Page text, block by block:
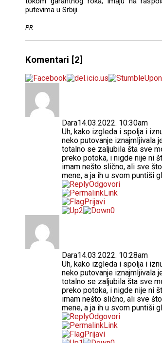
putevima u Srbiji.
PR
Komentari [2]
Dara14.03.2022. 10:30am
Uh, kako izgleda i spolja i
neko putovanje iznajmljivala
totalno se zaljubila šta sve
preko potoka, i nigde nije ni
imam nešto slično, ali sve
mene, a ja ih u svom puntiši
Odgovori
Link
Prijavi
2
0
Dara14.03.2022. 10:28am
Uh, kako izgleda i spolja i
neko putovanje iznajmljivala
totalno se zaljubila šta sve
preko potoka, i nigde nije ni
imam nešto slično, ali sve
mene, a ja ih u svom puntiši
Odgovori
Link
Prijavi